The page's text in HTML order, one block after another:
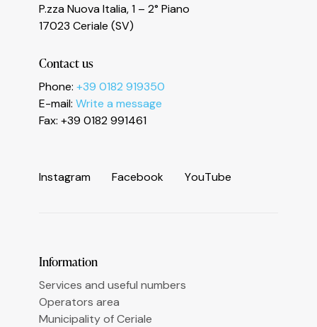
P.zza Nuova Italia, 1 – 2° Piano
17023 Ceriale (SV)
Contact us
Phone: +39 0182 919350
E-mail: Write a message
Fax: +39 0182 991461
Instagram Facebook YouTube
Information
Services and useful numbers
Operators area
Municipality of Ceriale